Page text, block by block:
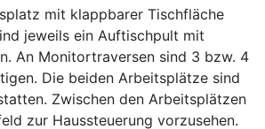
mit klappbarer Tischfläche
jeweils ein Auftischpult mit
An Monitortraversen sind 3 bzw. 4
Die beiden Arbeitsplätze sind
Zwischen den Arbeitsplätzen
zur Haussteuerung vorzusehen.